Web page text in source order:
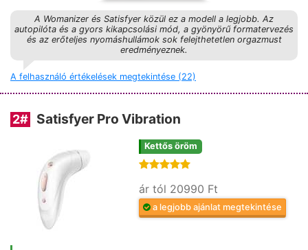
A Womanizer és Satisfyer közül ez a modell a legjobb. Az
autopilóta és a gyors kikapcsolási mód, a gyönyörű formatervezés
és az erőteljes nyomáshullámok sok felejthetetlen orgazmust
eredményeznek.
A felhasználó értékelések megtekintése (22)
2# Satisfyer Pro Vibration
Kettős öröm
ár tól 20990 Ft
a legjobb ajánlat megtekintése